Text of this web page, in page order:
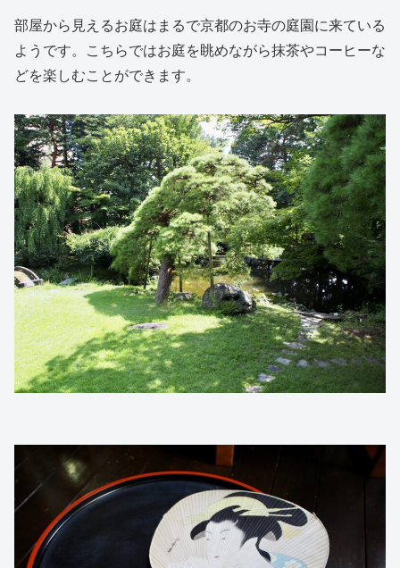
部屋から見えるお庭はまるで京都のお寺の庭園に来ている
ようです。こちらではお庭を眺めながら抹茶やコーヒーな
どを楽しむことができます。